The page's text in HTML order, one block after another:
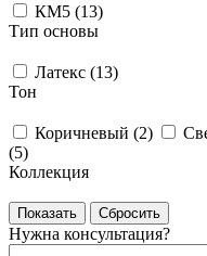
КМ5 (13)
Тип основы
Латекс (13)
Тон
Коричневый (2)
(5)
Коллекция
Сбросить
Нужна консультация?